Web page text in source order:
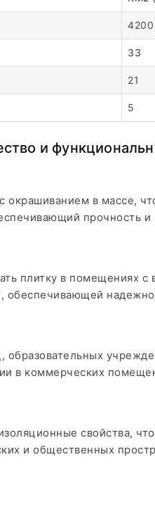
4200
33
21
5
и
окрашиванием в массе,
прочность и
плитку в помещениях
в коммерческих
свойства,
и общественных